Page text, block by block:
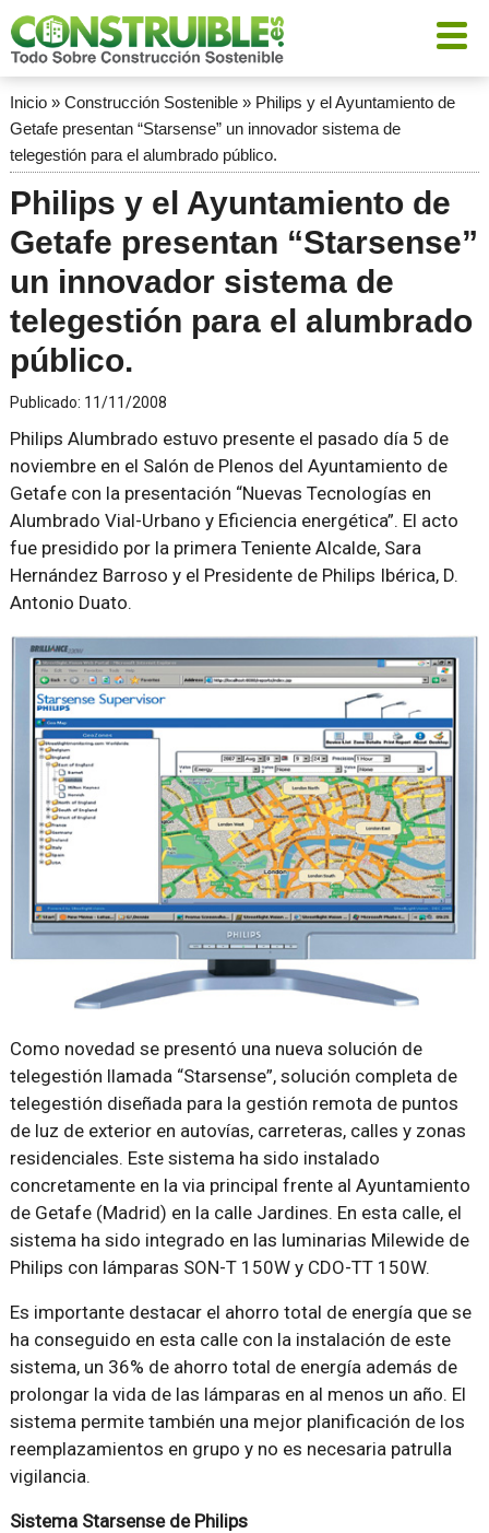
Inicio» Construcción Sostenible» Philips y el Ayuntamiento de
Getafe presentan “Starsense” un innovador sistema de
telegestión para el alumbrado público.
Philips y el Ayuntamiento de
Getafe presentan “Starsense”
un innovador sistema de
telegestión para el alumbrado
público.
Publicado: 11/11/2008
Philips Alumbrado estuvo presente el pasado día 5 de
noviembre en el Salón de Plenos del Ayuntamiento de
Getafe con la presentación “Nuevas Tecnologías en
Alumbrado Vial-Urbano y Eficiencia energética”. El acto
fue presidido por la primera Teniente Alcalde, Sara
Hernández Barroso y el Presidente de Philips Ibérica, D.
Antonio Duato.
Como novedad se presentó una nueva solución de
telegestión llamada “Starsense”, solución completa de
telegestión diseñada para la gestión remota de puntos
de luz de exterior en autovías, carreteras, calles y zonas
residenciales. Este sistema ha sido instalado
concretamente en la via principal frente al Ayuntamiento
de Getafe (Madrid) en la calle Jardines. En esta calle, el
sistema ha sido integrado en las luminarias Milewide de
Philips con lámparas SON-T 150W y CDO-TT 150W.
Es importante destacar el ahorro total de energía que se
ha conseguido en esta calle con la instalación de este
sistema, un 36% de ahorro total de energía además de
prolongar la vida de las lámparas en al menos un año. El
sistema permite también una mejor planificación de los
reemplazamientos en grupo y no es necesaria patrulla
vigilancia.
Sistema Starsense de Philips